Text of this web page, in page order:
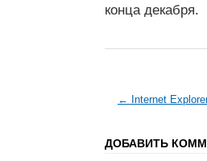
конца декабря.
← Internet
ДОБАВИТЬ